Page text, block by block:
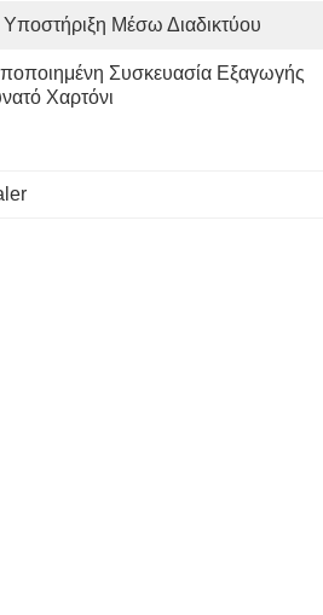
Υποστήριξη Μέσω Διαδικτύου
Συσκευασία Εξαγωγής
Χαρτόνι